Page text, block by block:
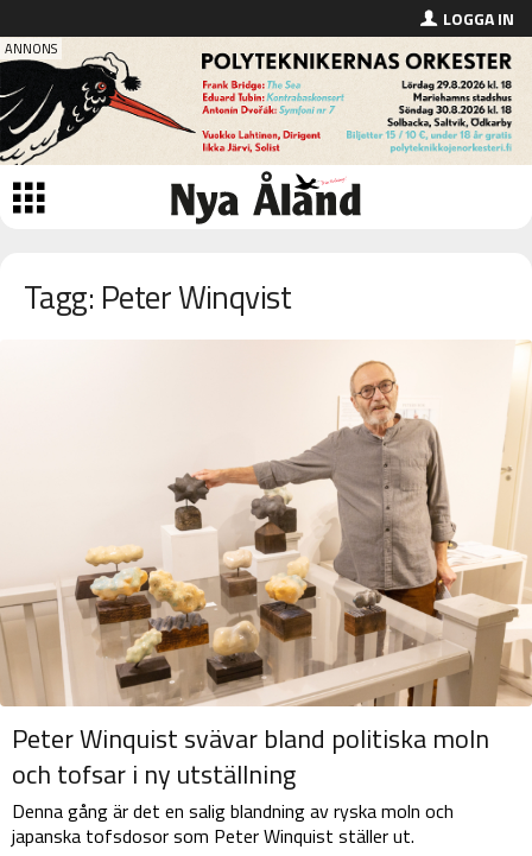
LOGGA IN
Tagg: Peter Winqvist
Peter Winquist svävar bland politiska moln
och tofsar i ny utställning
Denna gång är det en salig blandning av ryska moln och
japanska tofsdosor som Peter Winquist ställer ut.